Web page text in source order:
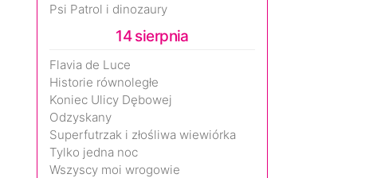
Psi Patrol i dinozaury
14 sierpnia
Flavia de Luce
Historie równoległe
Koniec Ulicy Dębowej
Odzyskany
Superfutrzak i złośliwa wiewiórka
Tylko jedna noc
Wszyscy moi wrogowie